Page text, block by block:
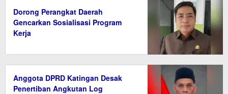
Dorong Perangkat Daerah
Gencarkan Sosialisasi Program
Kerja
Anggota DPRD Katingan Desak
Penertiban Angkutan Log